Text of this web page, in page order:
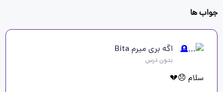
جواب ها
اگه بری میرم Bita
بدون درس
سلام 😞💔